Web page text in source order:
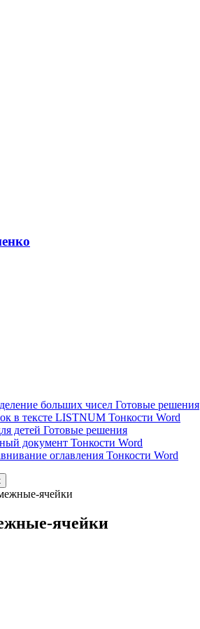
больших чисел Готовые решения
в тексте LISTNUM Тонкости Word
детей Готовые решения
документ Тонкости Word
оглавления Тонкости Word
ячейки
ячейки